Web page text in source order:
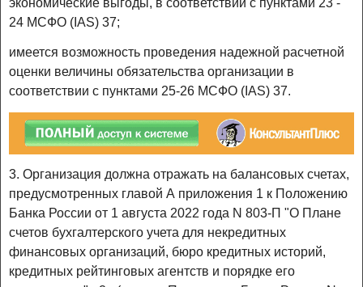
экономические выгоды, в соответствии с пунктами 23 -
24 МСФО (IAS) 37;
имеется возможность проведения надежной расчетной
оценки величины обязательства организации в
соответствии с пунктами 25-26 МСФО (IAS) 37.
3. Организация должна отражать на балансовых счетах,
предусмотренных главой А приложения 1 к Положению
Банка России от 1 августа 2022 года N 803-П "О Плане
счетов бухгалтерского учета для некредитных
финансовых организаций, бюро кредитных историй,
кредитных рейтинговых агентств и порядке его